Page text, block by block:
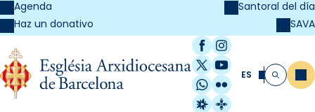
Agenda
Haz un donativo
Santoral del día
SAVA
Facebook
Instagram
X / Twitter
YouTube
WhatsApp
Flickr
Radio Estel
Catalunya
ES Buscar